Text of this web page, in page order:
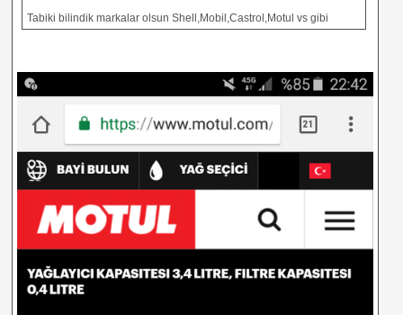
Tabiki bilindik markalar olsun Shell,Mobil,Castrol,Motul vs gibi